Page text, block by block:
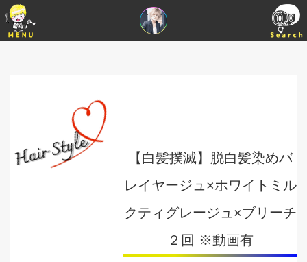
【白髪撲滅】脱白髪染めバ
レイヤージュ×ホワイトミル
クティグレージュ×ブリーチ
２回 ※動画有